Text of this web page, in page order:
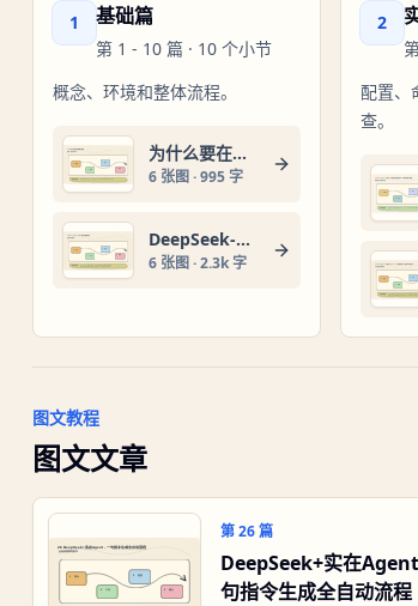
1 基础篇
第 1 - 10篇 · 10个小节
概念、环境和整体流程。
为什么要在本地部署大模型
6张图 ·995 字
DeepSeek-R1 提示词基础用法
6张图 ·2.3k 字
2
配置、
查。
图文教程
图文文章
第26篇
DeepSeek+实在
句指令生成全自动流程